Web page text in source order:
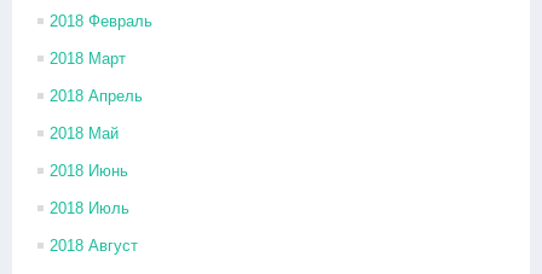
2018 Февраль
2018 Март
2018 Апрель
2018 Май
2018 Июнь
2018 Июль
2018 Август